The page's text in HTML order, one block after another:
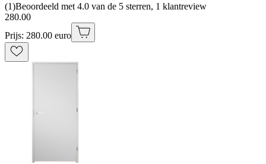
(1)Beoordeeld met 4.0 van de 5 sterren, 1 klantreview
280.00
Prijs: 280.00 euro